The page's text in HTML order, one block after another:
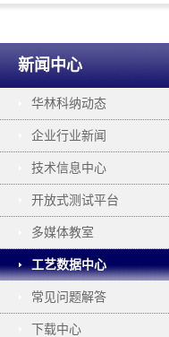
新闻中心
华林科纳动态
企业行业新闻
技术信息中心
开放式测试平台
多媒体教室
工艺数据中心
常见问题解答
下载中心